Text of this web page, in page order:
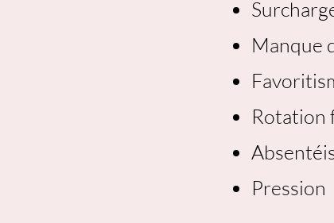
Manque
Rotation
Pression